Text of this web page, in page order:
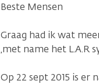
Beste Mensen
Graag had ik wat
,met name het L.A.R
Op 22 sept 2015 is er